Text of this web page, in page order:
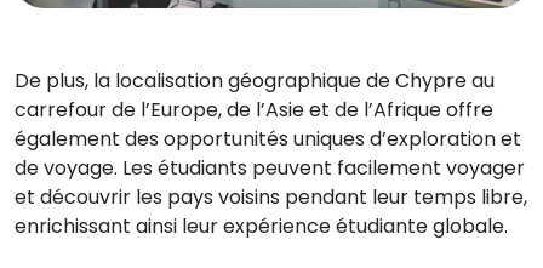
De plus, la localisation géographique de Chypre au
carrefour de l’Europe, de l’Asie et de l’Afrique offre
également des opportunités uniques d’exploration et
de voyage. Les étudiants peuvent facilement voyager
et découvrir les pays voisins pendant leur temps libre,
enrichissant ainsi leur expérience étudiante globale.